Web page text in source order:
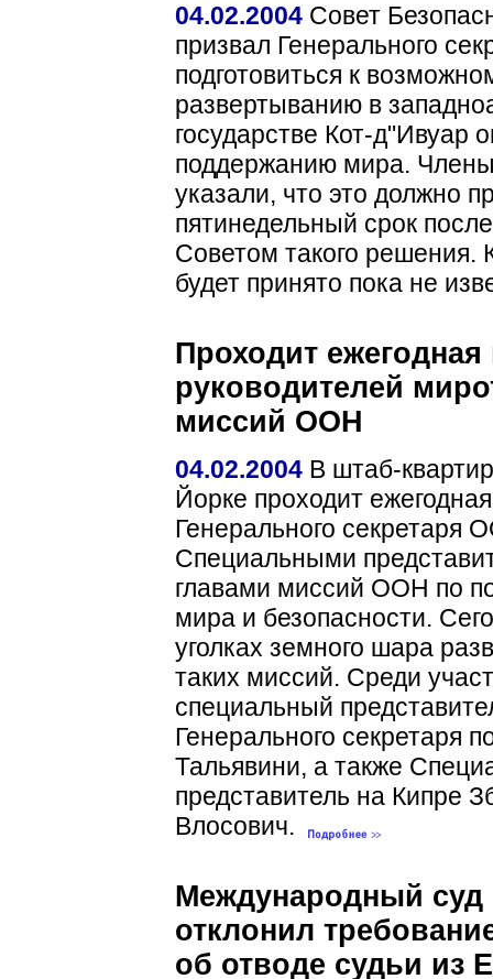
04.02.2004 Совет
призвал Генерального
подготовиться к
развертыванию в
государстве Кот-д"Ивуар
поддержанию мира.
указали, что это должно
пятинедельный срок
Советом такого решения.
будет принято пока не
Проходит ежегодная
руководителей
миссий ООН
04.02.2004 В штаб-
Йорке проходит
Генерального секретаря
Специальными
главами миссий ООН по
мира и безопасности.
уголках земного шара
таких миссий. Среди
специальный
Генерального секретаря
Тальявини, а также
представитель на Кипре
Влосович.
Международный
отклонил
об отводе судьи из